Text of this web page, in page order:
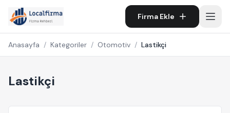
Firma Ekle
Anasayfa / Kategoriler / Otomotiv / Lastikçi
Lastikçi